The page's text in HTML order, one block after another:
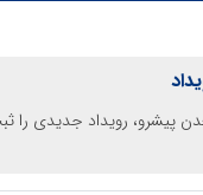
پیشرو، رویداد جدیدی را